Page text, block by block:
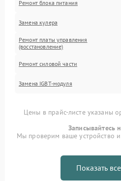
Ремонт блока питания
Замена кулера
Ремонт платы управления
(восстановление)
Ремонт силовой части
Замена IGBT-модуля
Цены в прайс-листе указаны
Записывайтесь
Мы проверим ваше устройство
Показать